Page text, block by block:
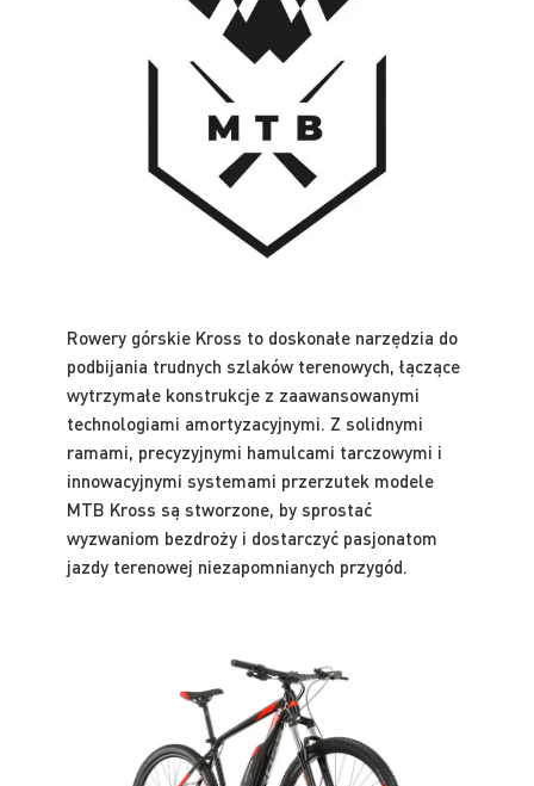
Rowery górskie Kross to doskonałe narzędzia do
podbijania trudnych szlaków terenowych, łączące
wytrzymałe konstrukcje z zaawansowanymi
technologiami amortyzacyjnymi. Z solidnymi
ramami, precyzyjnymi hamulcami tarczowymi i
innowacyjnymi systemami przerzutek modele
MTB Kross są stworzone, by sprostać
wyzwaniom bezdroży i dostarczyć pasjonatom
jazdy terenowej niezapomnianych przygód.